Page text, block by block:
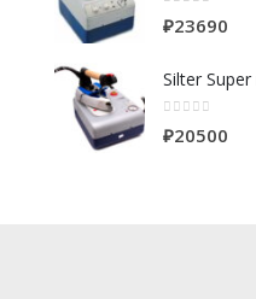
0
₽23690
Silter
0
₽20500